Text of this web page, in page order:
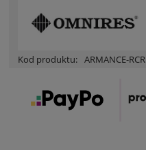
Kod produktu: ARMANCE-RCR